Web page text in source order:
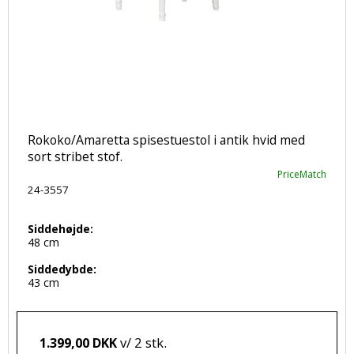
Rokoko/Amaretta spisestuestol i antik hvid med
sort stribet stof.
PriceMatch
24-3557
Siddehøjde:
48 cm
Siddedybde:
43 cm
1.399,00 DKKv/ 2 stk.